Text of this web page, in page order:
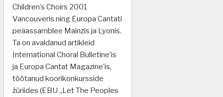
Children’s Choirs 2001
Vancouveris ning Europa Cantati
peaassamblee Mainzis ja Lyonis.
Ta on avaldanud artikleid
International Choral Bulletine’is
ja Europa Cantat Magazine’is,
töötanud koorikonkursside
žüriides (EBU „Let The Peoples